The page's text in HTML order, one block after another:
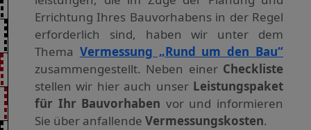
Errichtung Ihres Bauvorhabens in der Regel
erforderlich sind, haben wir unter dem
Thema Vermessung „Rund um den Bau“
zusammengestellt. Neben einer Checkliste
stellen wir hier auch unser Leistungspaket
für Ihr Bauvorhaben vor und informieren
Sie über anfallende Vermessungskosten.